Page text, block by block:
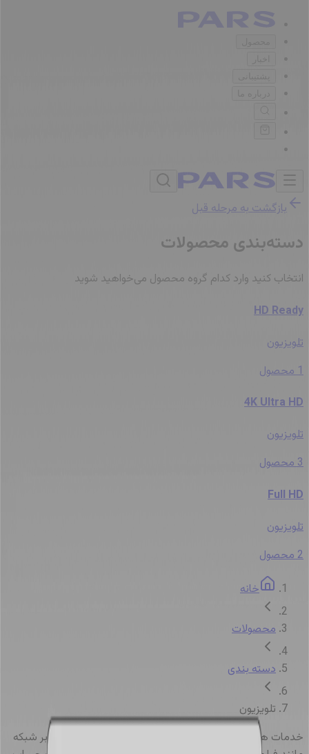
بازگشت به مرحله قبل
دسته‌بندی محصولات
انتخاب کنید وارد کدام گروه محصول می‌خواهید شوید
HD Ready
تلویزیون
1محصول
4K Ultra HD
تلویزیون
3محصول
Full HD
تلویزیون
2محصول
خانه
محصولات
دسته بندی
تلویزیون
خدمات هوشمند
برای دسترسی به خدمات هوشمند مبتنی بر شبکه